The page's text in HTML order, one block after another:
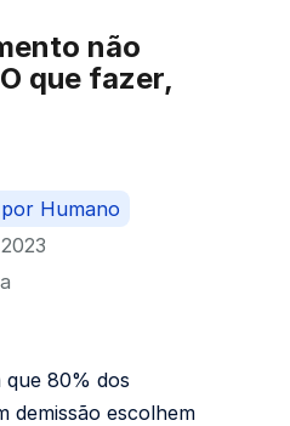
não
que fazer,
Humano
80% dos
demissão escolhem